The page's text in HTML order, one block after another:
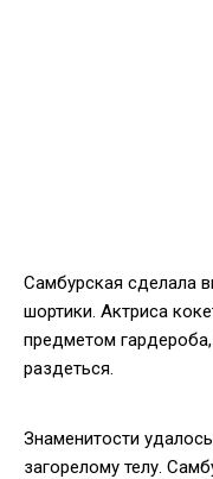
Самбурская сделала
шортики. Актриса
предметом
раздеться.
Знаменитости
загорелому телу.